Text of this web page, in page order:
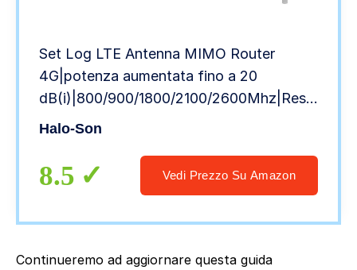
Set Log LTE Antenna MIMO Router
4G|potenza aumentata fino a 20
dB(i)|800/900/1800/2100/2600Mhz|Resistente
alle intemperie|8pcs SMA,TS9,CRC9,FME
esterna antenna
Halo-Son
8.5 Vedi Prezzo Su Amazon
Continueremo ad aggiornare questa guida